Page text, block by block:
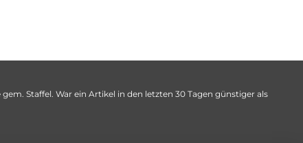
Staffel. War ein Artikel in den letzten 30 Tagen günstiger als